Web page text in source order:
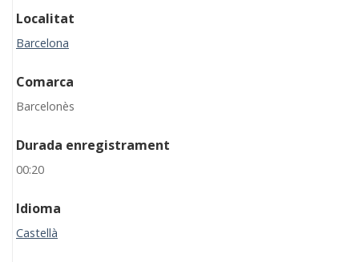
Localitat
Barcelona
Comarca
Barcelonès
Durada enregistrament
00:20
Idioma
Castellà